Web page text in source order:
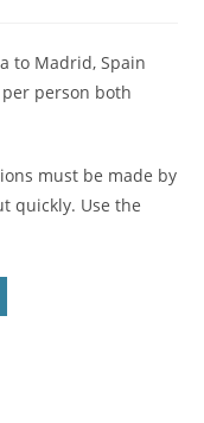
to Madrid, Spain
person both
must be made by
quickly. Use the